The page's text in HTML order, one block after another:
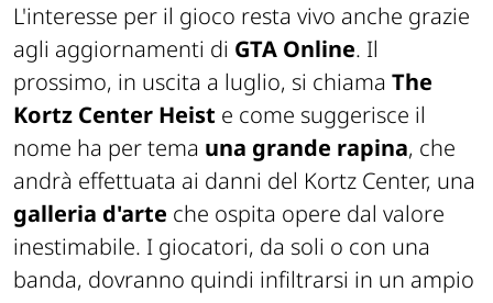
L'interesse per il gioco resta vivo anche grazie
agli aggiornamenti di GTA Online. Il
prossimo, in uscita a luglio, si chiama The
Kortz Center Heist e come suggerisce il
nome ha per tema una grande rapina, che
andrà effettuata ai danni del Kortz Center, una
galleria d'arte che ospita opere dal valore
inestimabile. I giocatori, da soli o con una
banda, dovranno quindi infiltrarsi in un ampio